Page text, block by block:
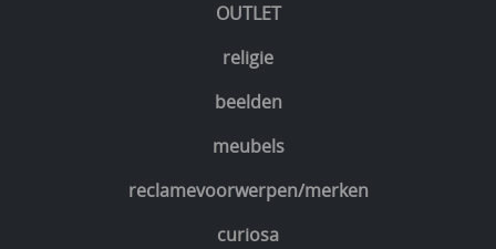
OUTLET
religie
beelden
meubels
reclamevoorwerpen/merken
curiosa